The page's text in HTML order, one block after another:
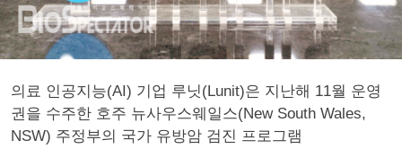
의료 인공지능(AI) 기업 루닛(Lunit)은 지난해 11월 운영
권을 수주한 호주 뉴사우스웨일스(New South Wales,
NSW) 주정부의 국가 유방암 검진 프로그램